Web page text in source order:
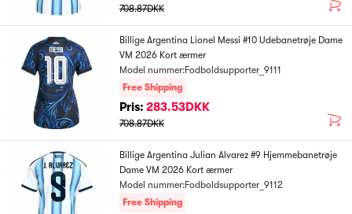
708.87DKK
Billige Argentina Lionel Messi #10 Udebanetrøje Dame
VM 2026 Kort ærmer
Model nummer:Fodboldsupporter_9111
Free Shipping
Pris: 283.53DKK
708.87DKK
Billige Argentina Julian Alvarez #9 Hjemmebanetrøje
Dame VM 2026 Kort ærmer
Model nummer:Fodboldsupporter_9112
Free Shipping